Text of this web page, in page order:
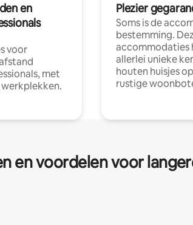
en
voor
met
Plezier
Soms is de
bestemming.
accommodaties
allerlei unieke
houten huisjes
rustige
en voordelen voor